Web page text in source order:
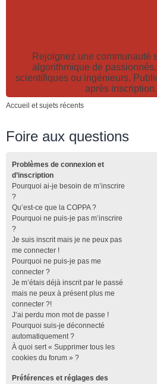
Rejoignez une communauté
algorithmique de
scientifiques ou ingénieurs.
après inscription.
Accueil et sujets récents
Foire aux questions
Problèmes de connexion et
d’inscription
Pourquoi ai-je besoin de m’inscrire
?
Qu’est-ce que la COPPA ?
Pourquoi ne puis-je pas m’inscrire
?
Je suis inscrit mais je ne peux pas
me connecter !
Pourquoi ne puis-je pas me
connecter ?
Je m’étais déjà inscrit par le passé
mais ne peux à présent plus me
connecter ?!
J’ai perdu mon mot de passe !
Pourquoi suis-je déconnecté
automatiquement ?
À quoi sert « Supprimer tous les
cookies du forum » ?
Préférences et réglages des